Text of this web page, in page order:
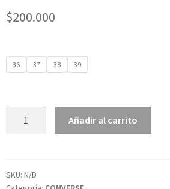
$200.000
36 37 38 39
Añadir al carrito
SKU: N/D